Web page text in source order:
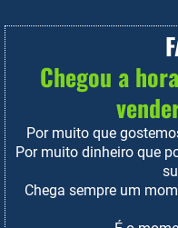
Chegou a
Por muito que
Por muito dinheiro que
Chega sempre um